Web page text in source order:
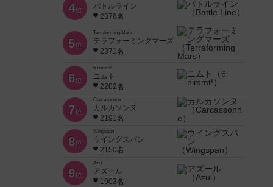
4位
バトルライン
2378名
5位
Terraforming Mars
テラフォーミングマーズ
2371名
6位
6 nimmt!
ニムト
2202名
7位
Carcassonne
カルカソンヌ
2191名
8位
Wingspan
ウイングスパン
2150名
9位
Azul
アズール
1903名